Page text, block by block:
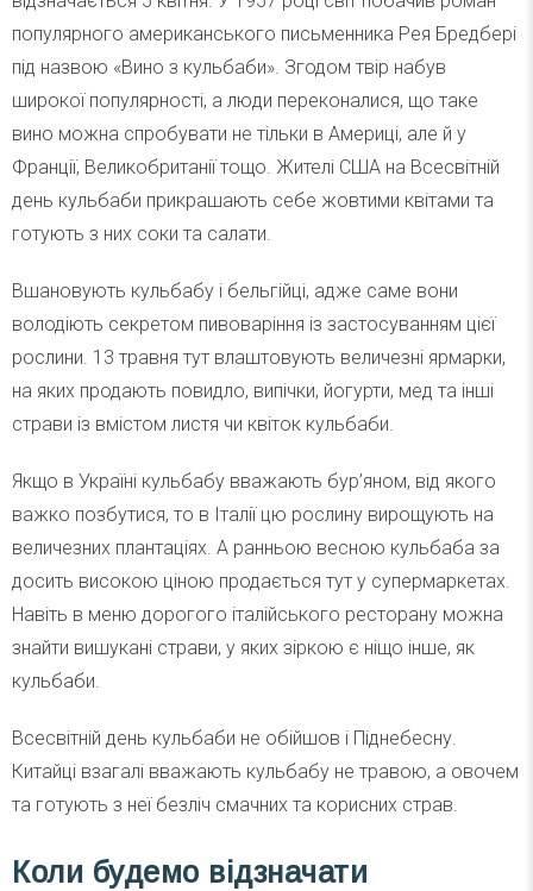
популярного американського письменника Рея Бредбері
під назвою «Вино з кульбаби». Згодом твір набув
широкої популярності, а люди переконалися, що таке
вино можна спробувати не тільки в Америці, але й у
Франції, Великобританії тощо. Жителі США на Всесвітній
день кульбаби прикрашають себе жовтими квітами та
готують з них соки та салати.
Вшановують кульбабу і бельгійці, адже саме вони
володіють секретом пивоваріння із застосуванням цієї
рослини. 13 травня тут влаштовують величезні ярмарки,
на яких продають повидло, випічки, йогурти, мед та інші
страви із вмістом листя чи квіток кульбаби.
Якщо в Україні кульбабу вважають бур’яном, від якого
важко позбутися, то в Італії цю рослину вирощують на
величезних плантаціях. А ранньою весною кульбаба за
досить високою ціною продається тут у супермаркетах.
Навіть в меню дорогого італійського ресторану можна
знайти вишукані страви, у яких зіркою є ніщо інше, як
кульбаби.
Всесвітній день кульбаби не обійшов і Піднебесну.
Китайці взагалі вважають кульбабу не травою, а овочем
та готують з неї безліч смачних та корисних страв.
Коли будемо відзначати